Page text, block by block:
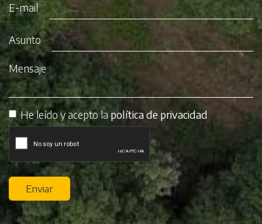
E-mail
Asunto
Mensaje
He leído y acepto la política de privacidad
Enviar